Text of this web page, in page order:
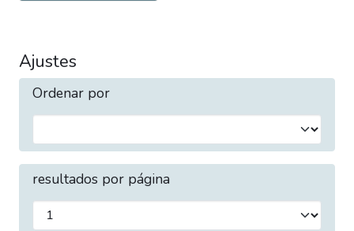
Ajustes
Ordenar por
resultados por página